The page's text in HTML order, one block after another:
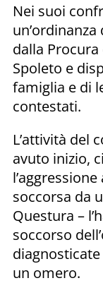
Nei suoi
dalla
Spoleto e
famiglia e di
contestati.
L’attività del
avuto inizio,
soccorsa da
Questura –
soccorso
un omero.